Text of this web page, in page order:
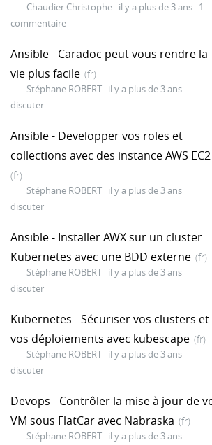
Chaudier Christophe il y a plus de 3 ans 1
commentaire
Ansible - Caradoc peut vous rendre la
vie plus facile (fr)
Stéphane ROBERT il y a plus de 3 ans
discuter
Ansible - Developper vos roles et
collections avec des instance AWS EC2
(fr)
Stéphane ROBERT il y a plus de 3 ans
discuter
Ansible - Installer AWX sur un cluster
Kubernetes avec une BDD externe (fr)
Stéphane ROBERT il y a plus de 3 ans
discuter
Kubernetes - Sécuriser vos clusters et
vos déploiements avec kubescape (fr)
Stéphane ROBERT il y a plus de 3 ans
discuter
Devops - Contrôler la mise à jour de
VM sous FlatCar avec Nabraska (fr)
Stéphane ROBERT il y a plus de 3 ans